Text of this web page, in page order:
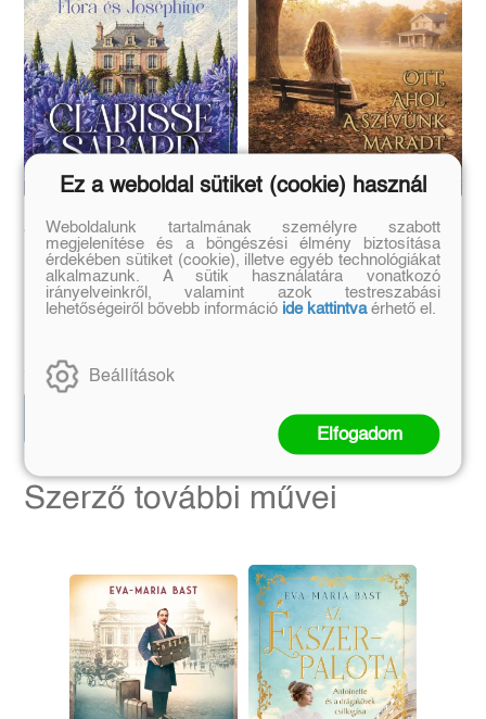
A Szerelemvirág titka
(E-könyv)
Clarisse Sabard
5 999 Ft
Ott, ahol a szívünk
maradt
(E-könyv)
Kosárba
Szerző további művei
Ez a weboldal sütiket (cookie) használ
Weboldalunk tartalmának személyre szabott
megjelenítése és a böngészési élmény biztosítása
érdekében sütiket (cookie), illetve egyéb technológiákat
alkalmazunk. A sütik használatára vonatkozó
irányelveinkről, valamint azok testreszabási
lehetőségeiről bővebb információ ide kattintvaérhető el.
Beállítások
Elfogadom